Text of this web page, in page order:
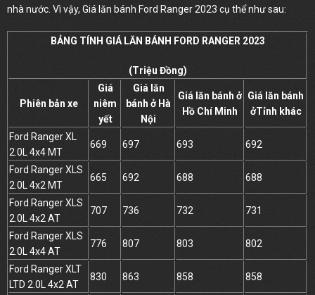
nhà nước. Vì vậy, Giá lăn bánh Ford Ranger 2023 cụ thể như sau:
BẢNG TÍNH GIÁ LĂN BÁNH FORD RANGER 2023
(Triệu Đồng)
Phiên bản xe
Giá
niêm
yết
Giá lăn
bánh ở Hà
Nội
Giá lăn bánh ở
Hồ Chí Minh
Giá lăn bánh
ởTỉnh khác
Ford Ranger XL
2.0L 4x4 MT
669 697 693 692
Ford Ranger XLS
2.0L 4x2 MT
665 692 688 688
Ford Ranger XLS
2.0L 4x2 AT
707 736 732 731
Ford Ranger XLS
2.0L 4x4 AT
776 807 803 802
Ford Ranger XLT
LTD 2.0L 4x2 AT
830 863 858 858